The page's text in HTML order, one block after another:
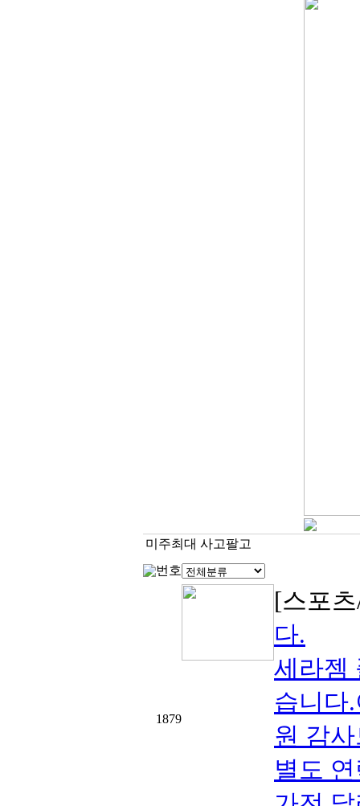
미주최대 사고팔고
번호
1879
[스포
다.
세라젬
습니다
원 감
별도